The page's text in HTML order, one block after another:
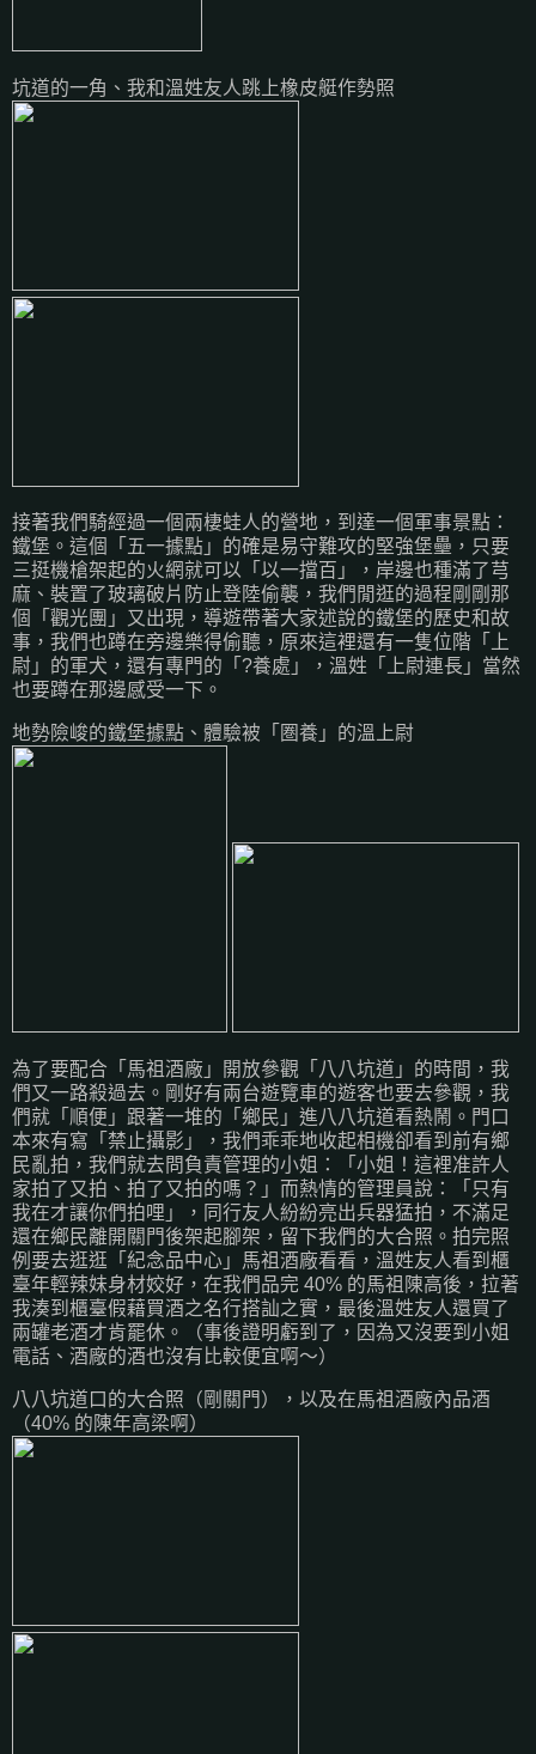
坑道的一角、我和溫姓友人跳上橡皮艇作勢照
接著我們騎經過一個兩棲蛙人的營地，到達一個軍事景點：
鐵堡。這個「五一據點」的確是易守難攻的堅強堡壘，只要
三挺機槍架起的火網就可以「以一擋百」，岸邊也種滿了芎
麻、裝置了玻璃破片防止登陸偷襲，我們閒逛的過程剛剛那
個「觀光團」又出現，導遊帶著大家述說的鐵堡的歷史和故
事，我們也蹲在旁邊樂得偷聽，原來這裡還有一隻位階「上
尉」的軍犬，還有專門的「?養處」，溫姓「上尉連長」當然
也要蹲在那邊感受一下。
地勢險峻的鐵堡據點、體驗被「圏養」的溫上尉
為了要配合「馬祖酒廠」開放參觀「八八坑道」的時間，我
們又一路殺過去。剛好有兩台遊覽車的遊客也要去參觀，我
們就「順便」跟著一堆的「鄉民」進八八坑道看熱鬧。門口
本來有寫「禁止攝影」，我們乖乖地收起相機卻看到前有鄉
民亂拍，我們就去問負責管理的小姐：「小姐！這裡准許人
家拍了又拍、拍了又拍的嗎？」而熱情的管理員說：「只有
我在才讓你們拍哩」，同行友人紛紛亮出兵器猛拍，不滿足
還在鄉民離開關門後架起腳架，留下我們的大合照。拍完照
例要去逛逛「紀念品中心」馬祖酒廠看看，溫姓友人看到櫃
臺年輕辣妹身材姣好，在我們品完 40% 的馬祖陳高後，拉著
我湊到櫃臺假藉買酒之名行搭訕之實，最後溫姓友人還買了
兩罐老酒才肯罷休。（事後證明虧到了，因為又沒要到小姐
電話、酒廠的酒也沒有比較便宜啊～）
八八坑道口的大合照（剛關門），以及在馬祖酒廠內品酒
（40% 的陳年高梁啊）